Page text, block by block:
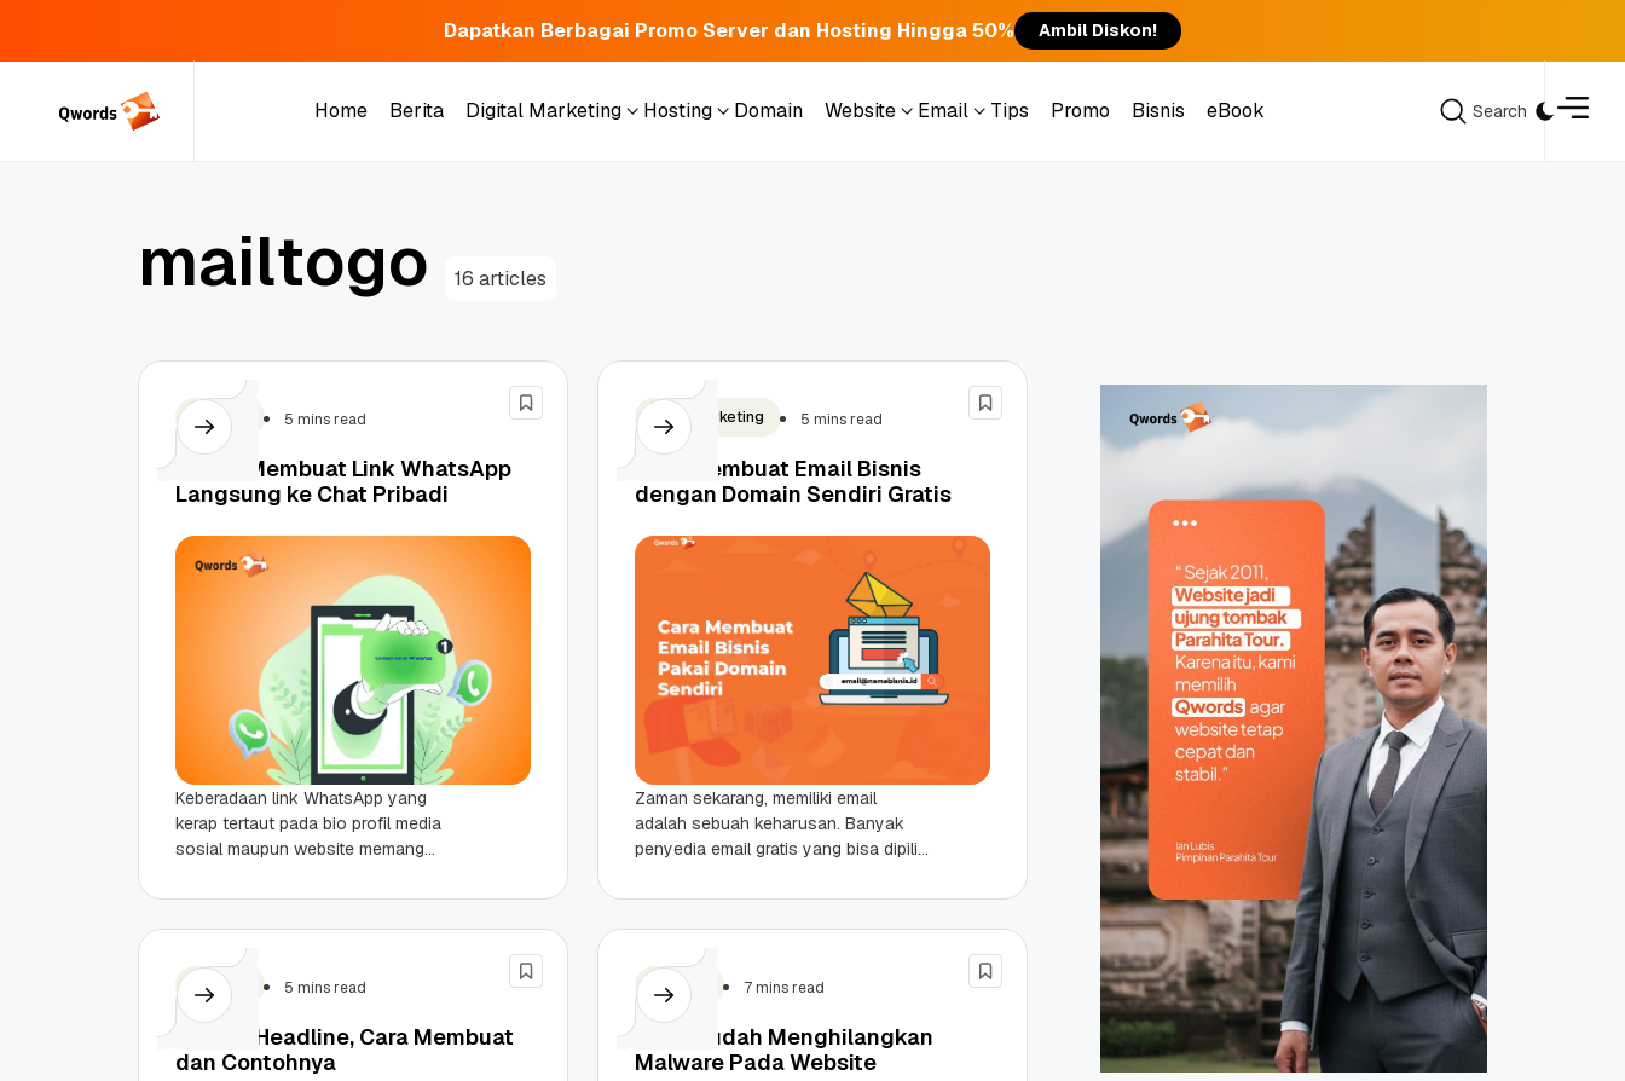
Dapatkan Berbagai Promo Server dan Hosting Hingga 50% Ambil Diskon!
Home
Berita
Digital Marketing
Hosting
Domain
Website
Email
Tips
Promo
Bisnis
eBook
Search
mailtogo 16 articles
Tutorial 5 mins read
7 Cara Membuat Link WhatsApp
Langsung ke Chat Pribadi
Keberadaan link WhatsApp yang
kerap tertaut pada bio profil media
sosial maupun website memang
menyimpan nomornya terlebih dahulu,
pengguna hanya perlu...
Email Marketing 5 mins read
Cara Membuat Email Bisnis
dengan Domain Sendiri Gratis
Zaman sekarang, memiliki email
adalah sebuah keharusan. Banyak
penyedia email gratis yang bisa dipilih
Google, Yahoo, atau Microsoft.
Namun, untuk...
Tutorial 5 mins read
Apa Itu Headline, Cara Membuat
dan Contohnya
Tutorial 7 mins read
Cara Mudah Menghilangkan
Malware Pada Website